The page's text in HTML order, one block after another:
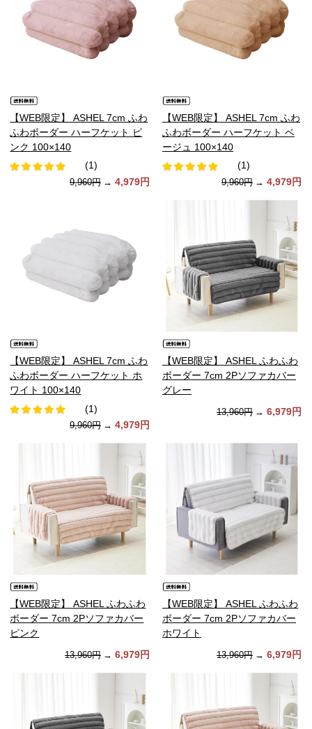
【WEB限定】 ASHEL 7cm ふわ
ふわボーダー ハーフケット ピ
ンク 100×140
(1)
9,960円 → 4,979円
【WEB限定】 ASHEL 7cm ふわ
ふわボーダー ハーフケット ベ
ージュ 100×140
(1)
9,960円 → 4,979円
【WEB限定】 ASHEL 7cm ふわ
ふわボーダー ハーフケット ホ
ワイト 100×140
(1)
9,960円 → 4,979円
【WEB限定】 ASHEL ふわふわ
ボーダー 7cm 2Pソファカバー
グレー
13,960円 → 6,979円
【WEB限定】 ASHEL ふわふわ
ボーダー 7cm 2Pソファカバー
ピンク
13,960円 → 6,979円
【WEB限定】 ASHEL ふわふわ
ボーダー 7cm 2Pソファカバー
ホワイト
13,960円 → 6,979円